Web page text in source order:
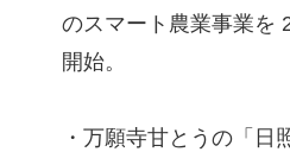
のスマート農業事業を
開始。
・万願寺甘とうの「日